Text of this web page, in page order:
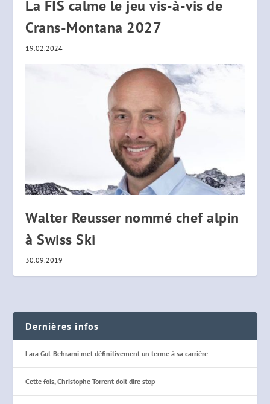
La FIS calme le jeu vis-à-vis de
Crans-Montana 2027
19.02.2024
Walter Reusser nommé chef alpin
à Swiss Ski
30.09.2019
Dernières infos
Lara Gut-Behrami met définitivement un terme à sa carrière
Cette fois, Christophe Torrent doit dire stop